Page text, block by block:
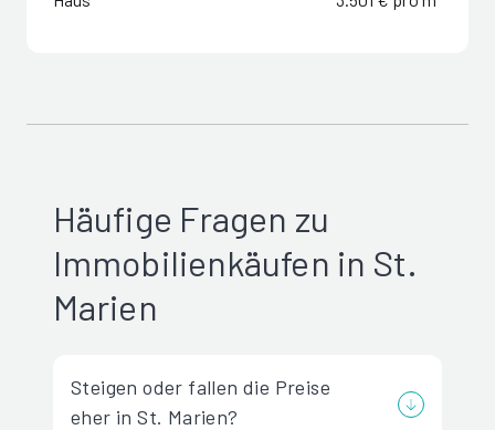
Häufige Fragen zu
Immobilienkäufen in St.
Marien
Steigen oder fallen die Preise
eher in St. Marien?